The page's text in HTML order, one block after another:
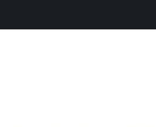
НАГРАДИТЕ